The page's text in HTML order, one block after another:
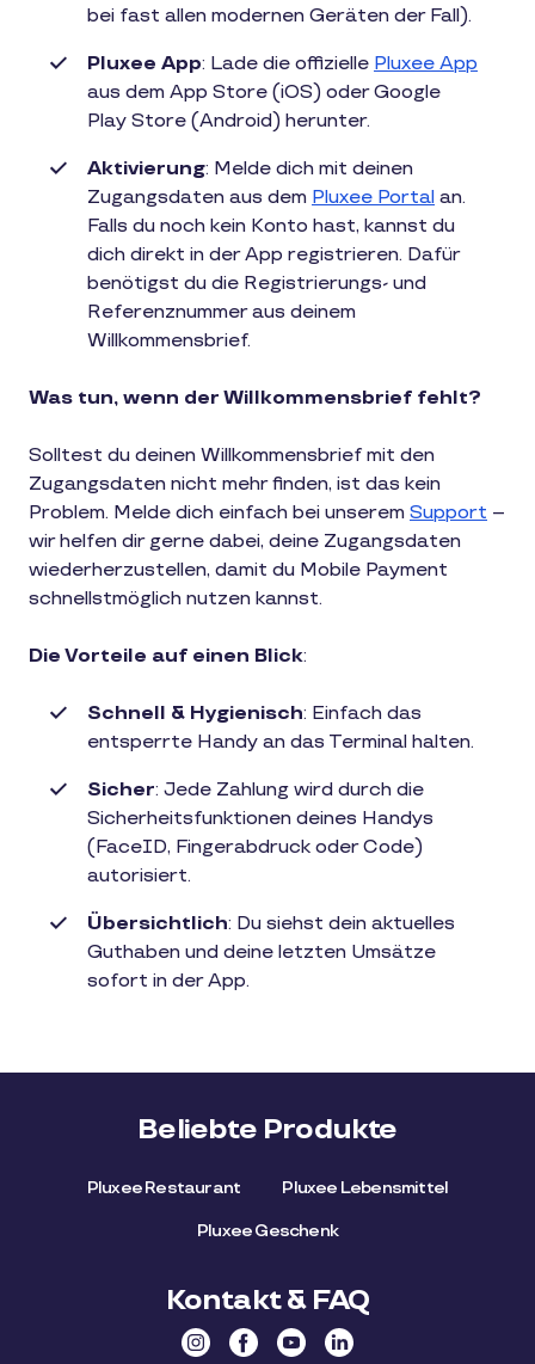
bei fast allen modernen Geräten der Fall).
Pluxee App: Lade die offizielle Pluxee App
aus dem App Store (iOS) oder Google
Play Store (Android) herunter.
Aktivierung: Melde dich mit deinen
Zugangsdaten aus dem Pluxee Portal an.
Falls du noch kein Konto hast, kannst du
dich direkt in der App registrieren. Dafür
benötigst du die Registrierungs- und
Referenznummer aus deinem
Willkommensbrief.
Was tun, wenn der Willkommensbrief fehlt?
Solltest du deinen Willkommensbrief mit den
Zugangsdaten nicht mehr finden, ist das kein
Problem. Melde dich einfach bei unserem Support –
wir helfen dir gerne dabei, deine Zugangsdaten
wiederherzustellen, damit du Mobile Payment
schnellstmöglich nutzen kannst.
Die Vorteile auf einen Blick:
Schnell & Hygienisch: Einfach das
entsperrte Handy an das Terminal halten.
Sicher: Jede Zahlung wird durch die
Sicherheitsfunktionen deines Handys
(FaceID, Fingerabdruck oder Code)
autorisiert.
Übersichtlich: Du siehst dein aktuelles
Guthaben und deine letzten Umsätze
sofort in der App.
Beliebte Produkte
Pluxee Restaurant Pluxee Lebensmittel
Pluxee Geschenk
Kontakt & FAQ